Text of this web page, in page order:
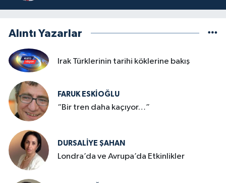
Alıntı Yazarlar
Irak Türklerinin tarihi köklerine bakış
FARUK ESKİOĞLU
“Bir tren daha kaçıyor…”
DURSALIYE ŞAHAN
Londra’da ve Avrupa’da Etkinlikler